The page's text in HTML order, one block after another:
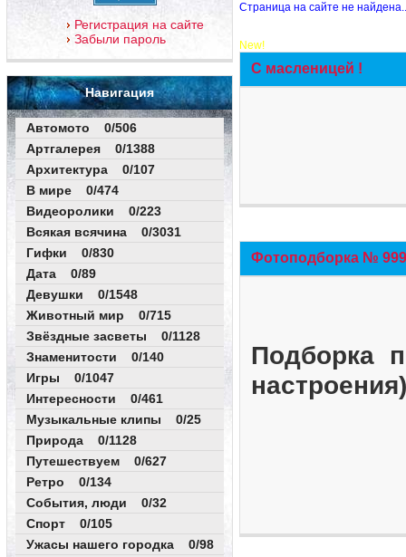
Регистрация на сайте
Забыли пароль
Навигация
Автомото 0/506
Артгалерея 0/1388
Архитектура 0/107
В мире 0/474
Видеоролики 0/223
Всякая всячина 0/3031
Гифки 0/830
Дата 0/89
Девушки 0/1548
Животный мир 0/715
Звёздные засветы 0/1128
Знаменитости 0/140
Игры 0/1047
Интересности 0/461
Музыкальные клипы 0/25
Природа 0/1128
Путешествуем 0/627
Ретро 0/134
События, люди 0/32
Спорт 0/105
Ужасы нашего городка 0/98
Страница на сайте не
New!
С масленицей !
Фотоподборка №
Подборка